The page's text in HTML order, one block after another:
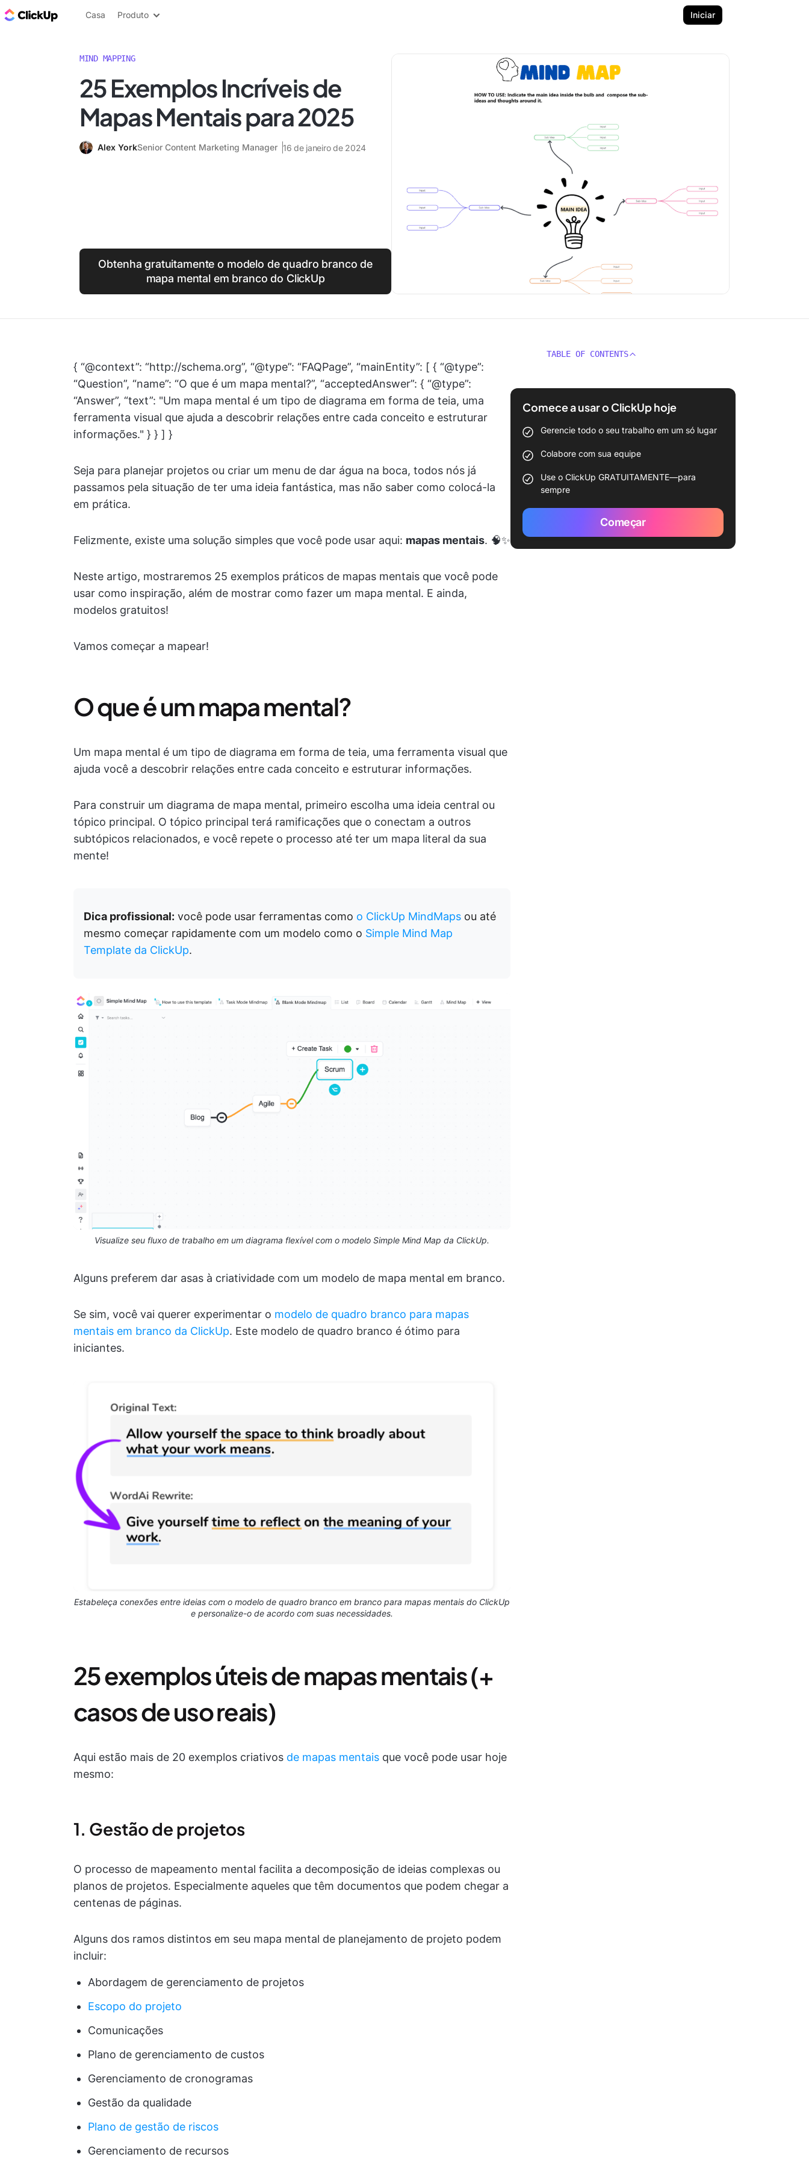
ClickUp Blogue
Casa Produto Iniciar
MIND MAPPING
25 Exemplos Incríveis de
Mapas Mentais para 2025
Alex YorkSenior Content Marketing Manager 16 de janeiro de 2024
Obtenha gratuitamente o modelo de quadro branco de
mapa mental em branco do ClickUp
{ “@context”: “http://schema.org”, “@type”: “FAQPage”, “mainEntity”: [ { “@type”:
“Question”, “name”: “O que é um mapa mental?”, “acceptedAnswer”: { “@type”:
“Answer”, “text”: "Um mapa mental é um tipo de diagrama em forma de teia, uma
ferramenta visual que ajuda a descobrir relações entre cada conceito e estruturar
informações." } } ] }
Seja para planejar projetos ou criar um menu de dar água na boca, todos nós já
passamos pela situação de ter uma ideia fantástica, mas não saber como colocá-la
em prática.
Felizmente, existe uma solução simples que você pode usar aqui: mapas mentais. 🧠✨
Neste artigo, mostraremos 25 exemplos práticos de mapas mentais que você pode
usar como inspiração, além de mostrar como fazer um mapa mental. E ainda,
modelos gratuitos!
Vamos começar a mapear!
O que é um mapa mental?
Um mapa mental é um tipo de diagrama em forma de teia, uma ferramenta visual que
ajuda você a descobrir relações entre cada conceito e estruturar informações.
Para construir um diagrama de mapa mental, primeiro escolha uma ideia central ou
tópico principal. O tópico principal terá ramificações que o conectam a outros
subtópicos relacionados, e você repete o processo até ter um mapa literal da sua
mente!
Dica profissional: você pode usar ferramentas como o ClickUp MindMaps ou até
mesmo começar rapidamente com um modelo como o Simple Mind Map
Template da ClickUp.
Visualize seu fluxo de trabalho em um diagrama flexível com o modelo Simple Mind Map da ClickUp.
Alguns preferem dar asas à criatividade com um modelo de mapa mental em branco.
Se sim, você vai querer experimentar o modelo de quadro branco para mapas
mentais em branco da ClickUp. Este modelo de quadro branco é ótimo para
iniciantes.
Estabeleça conexões entre ideias com o modelo de quadro branco em branco para mapas mentais do ClickUp
e personalize-o de acordo com suas necessidades.
25 exemplos úteis de mapas mentais (+
casos de uso reais)
Aqui estão mais de 20 exemplos criativos de mapas mentais que você pode usar hoje
mesmo:
1. Gestão de projetos
O processo de mapeamento mental facilita a decomposição de ideias complexas ou
planos de projetos. Especialmente aqueles que têm documentos que podem chegar a
centenas de páginas.
Alguns dos ramos distintos em seu mapa mental de planejamento de projeto podem
incluir:
Abordagem de gerenciamento de projetos
Escopo do projeto
Comunicações
Plano de gerenciamento de custos
Gerenciamento de cronogramas
Gestão da qualidade
Plano de gestão de riscos
Gerenciamento de recursos
TABLE OF CONTENTS
Comece a usar o ClickUp hoje
Gerencie todo o seu trabalho em um só lugar
Colabore com sua equipe
Use o ClickUp GRATUITAMENTE—para
sempre
Começar